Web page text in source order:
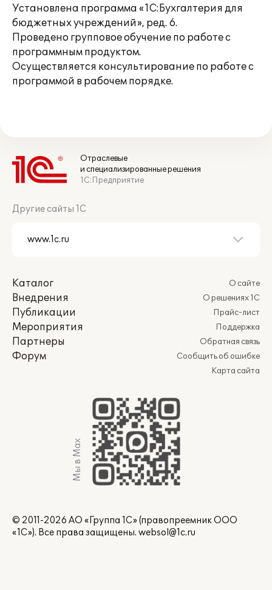
Установлена программа «1С:Бухгалтерия для
бюджетных учреждений», ред. 6.
Проведено групповое обучение по работе с
программным продуктом.
Осуществляется консультирование по работе с
программой в рабочем порядке.
Отраслевые
и специализированные решения
1С:Предприятие
Другие сайты 1С
Каталог
Внедрения
Публикации
Мероприятия
Партнеры
Форум
О сайте
О решениях 1С
Прайс-лист
Поддержка
Обратная связь
Сообщить об ошибке
Карта сайта
Мы в Max
© 2011-2026 АО «Группа 1С» (правопреемник ООО
«1С»). Все права защищены. websol@1c.ru